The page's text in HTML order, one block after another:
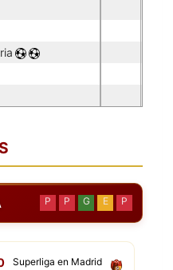
P P G E P
Superliga en Madrid